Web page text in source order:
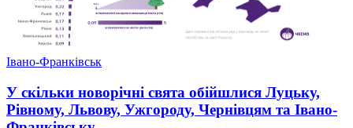
Івано-Франківськ
У скільки новорічні свята обійшлися Луцьку,
Рівному, Львову, Ужгороду, Чернівцям та Івано-